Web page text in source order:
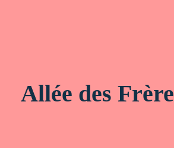
Allée des